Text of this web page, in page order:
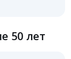
50 лет